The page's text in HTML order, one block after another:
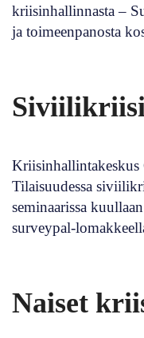
kriisinhallinnasta –
ja toimeenpanosta
Kriisinhallintakeskus
Tilaisuudessa
seminaarissa
surveypal-
Naiset